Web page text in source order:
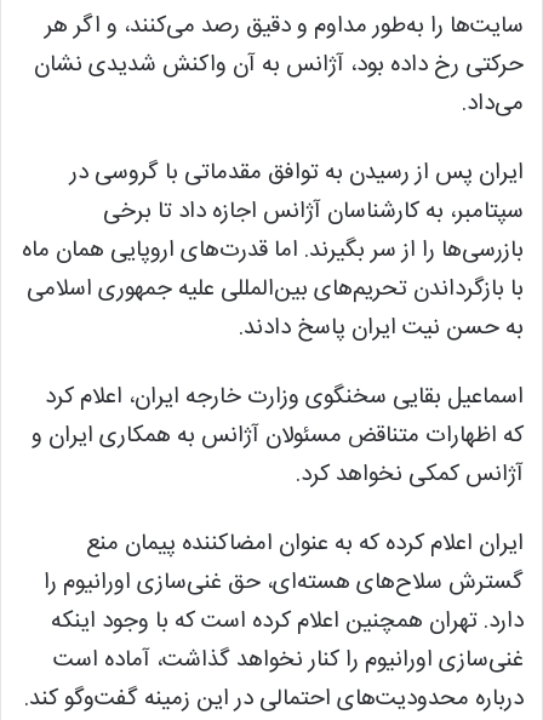
سایت‌ها را به‌طور مداوم و دقیق رصد می‌کنند، و اگر هر
حرکتی رخ داده بود، آژانس به آن واکنش شدیدی نشان
می‌داد.
ایران پس از رسیدن به توافق مقدماتی با گروسی در
سپتامبر، به کارشناسان آژانس اجازه داد تا برخی
بازرسی‌ها را از سر بگیرند. اما قدرت‌های اروپایی همان ماه
با بازگرداندن تحریم‌های بین‌المللی علیه جمهوری اسلامی
به حسن نیت ایران پاسخ دادند.
اسماعیل بقایی سخنگوی وزارت خارجه ایران، اعلام کرد
که اظهارات متناقض مسئولان آژانس به همکاری ایران و
آژانس کمکی نخواهد کرد.
ایران اعلام کرده که به عنوان امضاکننده پیمان منع
گسترش سلاح‌های هسته‌ای، حق غنی‌سازی اورانیوم را
دارد. تهران همچنین اعلام کرده است که با وجود اینکه
غنی‌سازی اورانیوم را کنار نخواهد گذاشت، آماده است
درباره محدودیت‌های احتمالی در این زمینه گفت‌و‌گو کند.